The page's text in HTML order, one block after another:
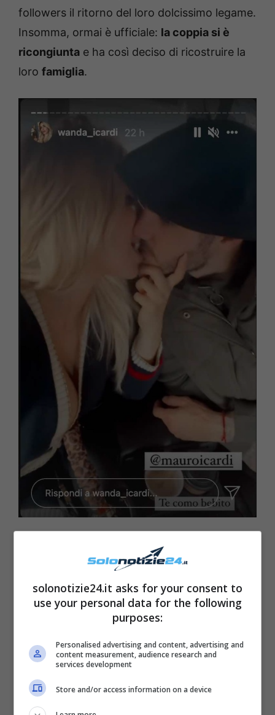
followers il ritorno del loro dolcissimo legame.
Insomma, ormai è ufficiale: la coppia si è
ricongiunta e ha così deciso di ricostruire la
loro famiglia.
Mauro e Wanda si sono infatti
2014 e, dalla loro meravigliosa storia d’amore,
sono anche natidue figli. Lei ne aveva invece
già tre, avuti dal suo precedente matrimonio
solonotizie24.it asks for your consent to
use your personal data for the following
purposes:
Personalised advertising and content, advertising and
content measurement, audience research and
services development
Store and/or access information on a device